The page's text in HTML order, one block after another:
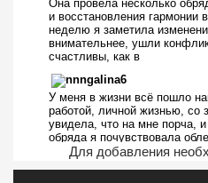
Для добавления